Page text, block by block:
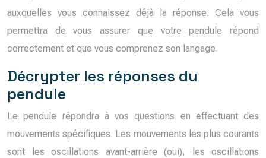
auxquelles vous connaissez déjà la réponse. Cela vous
permettra de vous assurer que votre pendule répond
correctement et que vous comprenez son langage.
Décrypter les réponses du
pendule
Le pendule répondra à vos questions en effectuant des
mouvements spécifiques. Les mouvements les plus courants
sont les oscillations avant-arrière (oui), les oscillations